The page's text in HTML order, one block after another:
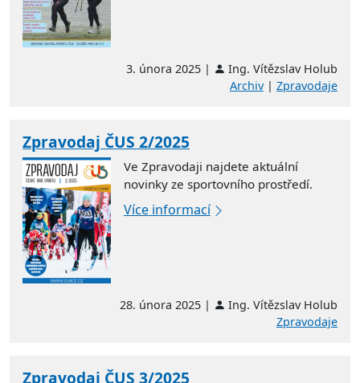
3. února 2025 |
Ing. Vítězslav Holub
Archiv| Zpravodaje
Zpravodaj ČUS 2/2025
Ve Zpravodaji najdete aktuální
novinky ze sportovního prostředí.
Více informací
28. února 2025 |
Ing. Vítězslav Holub
Zpravodaje
Zpravodaj ČUS 3/2025